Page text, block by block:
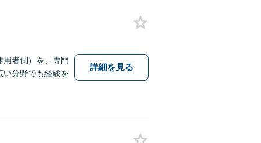
用者側）を、専門
い分野でも経験を
詳細を見る